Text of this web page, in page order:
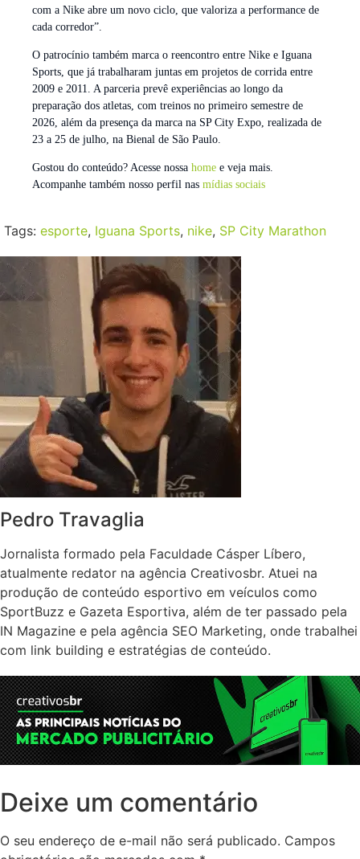
com a Nike abre um novo ciclo, que valoriza a performance de
cada corredor”.
O patrocínio também marca o reencontro entre Nike e Iguana
Sports, que já trabalharam juntas em projetos de corrida entre
2009 e 2011. A parceria prevê experiências ao longo da
preparação dos atletas, com treinos no primeiro semestre de
2026, além da presença da marca na SP City Expo, realizada de
23 a 25 de julho, na Bienal de São Paulo.
Gostou do conteúdo? Acesse nossa home e veja mais.
Acompanhe também nosso perfil nas mídias sociais
Tags: esporte, Iguana Sports, nike, SP City Marathon
Pedro Travaglia
Jornalista formado pela Faculdade Cásper Líbero,
atualmente redator na agência Creativosbr. Atuei na
produção de conteúdo esportivo em veículos como
SportBuzz e Gazeta Esportiva, além de ter passado pela
IN Magazine e pela agência SEO Marketing, onde trabalhei
com link building e estratégias de conteúdo.
Deixe um comentário
O seu endereço de e-mail não será publicado. Campos